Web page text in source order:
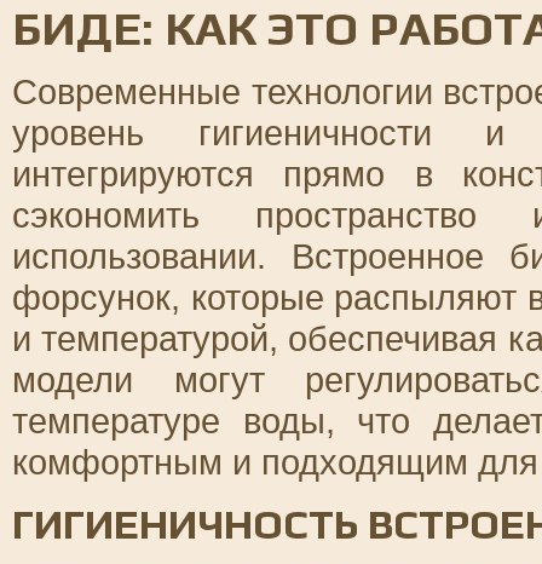
БИДЕ: КАК ЭТО
Современные технологии
уровень гигиеничности
интегрируются прямо в
сэкономить
использовании. Встроенное
форсунок, которые распыляют
и температурой, обеспечивая
модели могут
температуре воды, что
комфортным и подходящим для
ГИГИЕНИЧНОСТЬ